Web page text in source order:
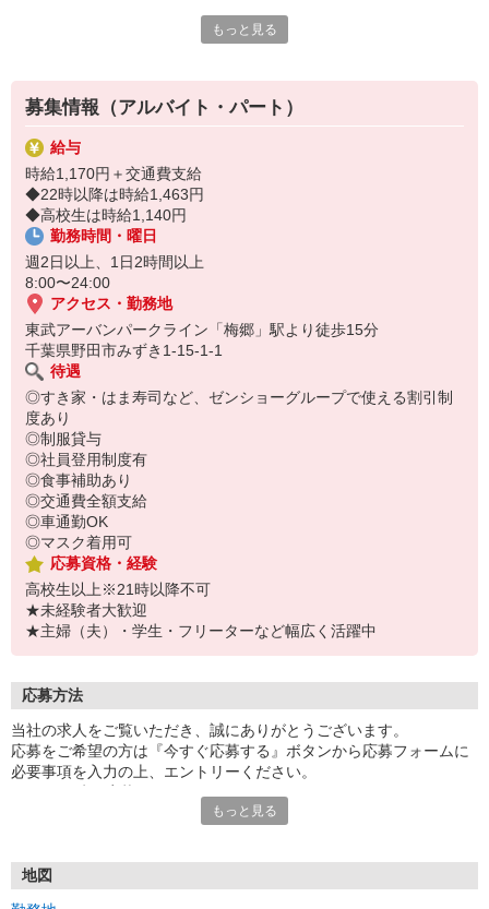
麺・つゆ・てんぷらにこだわりぬいたうどんを提供する当店。
幅広い世代に喜んでいただけるおいしさを一緒に届けませんか？
もっと見る
募集情報（アルバイト・パート）
給与
時給1,170円＋交通費支給
◆22時以降は時給1,463円
◆高校生は時給1,140円
勤務時間・曜日
週2日以上、1日2時間以上
8:00〜24:00
アクセス・勤務地
東武アーバンパークライン「梅郷」駅より徒歩15分
千葉県野田市みずき1-15-1-1
待遇
◎すき家・はま寿司など、ゼンショーグループで使える割引制
度あり
◎制服貸与
◎社員登用制度有
◎食事補助あり
◎交通費全額支給
◎車通勤OK
◎マスク着用可
応募資格・経験
高校生以上※21時以降不可
★未経験者大歓迎
★主婦（夫）・学生・フリーターなど幅広く活躍中
応募方法
当社の求人をご覧いただき、誠にありがとうございます。
応募をご希望の方は『今すぐ応募する』ボタンから応募フォームに
必要事項を入力の上、エントリーください。
号」など
もっと見る
地図